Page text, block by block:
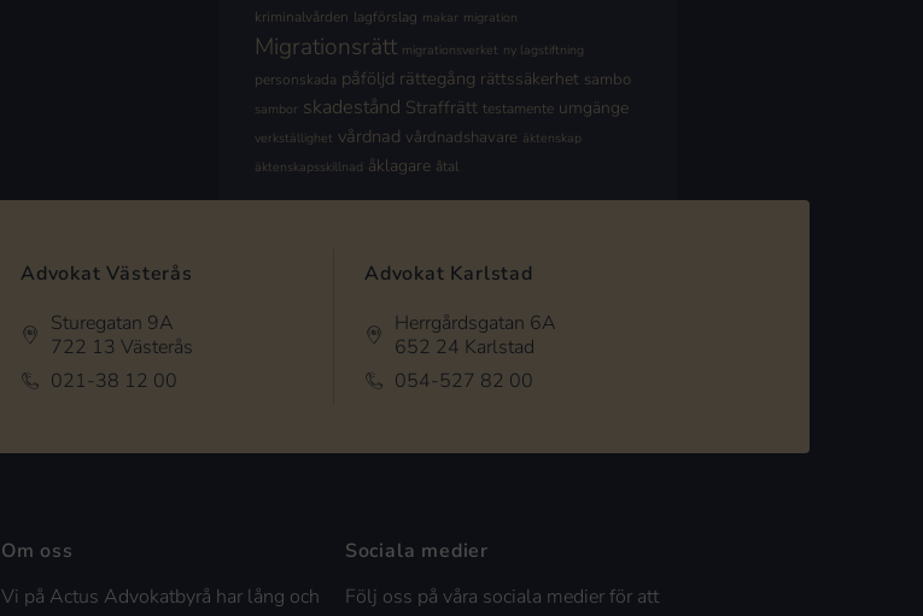
kriminalvården lagförslag makar migration
Migrationsrätt migrationsverket ny lagstiftning
personskada påföljd rättegång rättssäkerhet sambo
sambor skadestånd Straffrätt testamente umgänge
verkställighet vårdnad vårdnadshavare äktenskap
äktenskapsskillnad åklagare åtal
Advokat Västerås
Sturegatan 9A
722 13 Västerås
021-38 12 00
Advokat Karlstad
Herrgårdsgatan 6A
652 24 Karlstad
054-527 82 00
Om oss
Vi på Actus Advokatbyrå har lång och
Sociala medier
Följ oss på våra sociala medier för att